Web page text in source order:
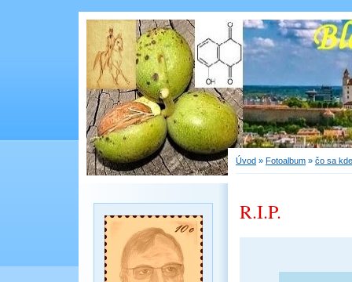
Úvod » Fotoalbum » čo sa
R.I.P.